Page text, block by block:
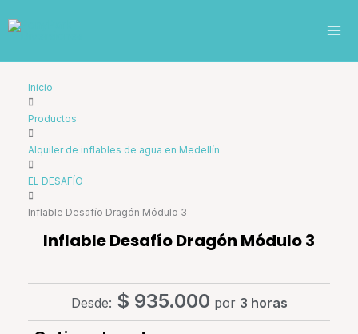
Inicio
Productos
Alquiler de inflables de agua en Medellín
EL DESAFÍO
Inflable Desafío Dragón Módulo 3
Inflable Desafío Dragón Módulo 3
Desde: $ 935.000 por 3 horas